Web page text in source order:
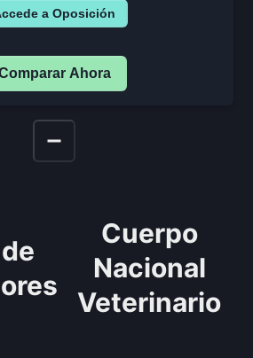
a Oposición
Ahora
Cuerpo
Nacional
Veterinario